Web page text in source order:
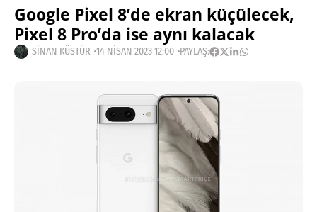
Google Pixel 8’de ekran küçülecek,
Pixel 8 Pro’da ise aynı kalacak
SINAN KÜSTÜR 14 NISAN 2023 12:00 PAYLAŞ: